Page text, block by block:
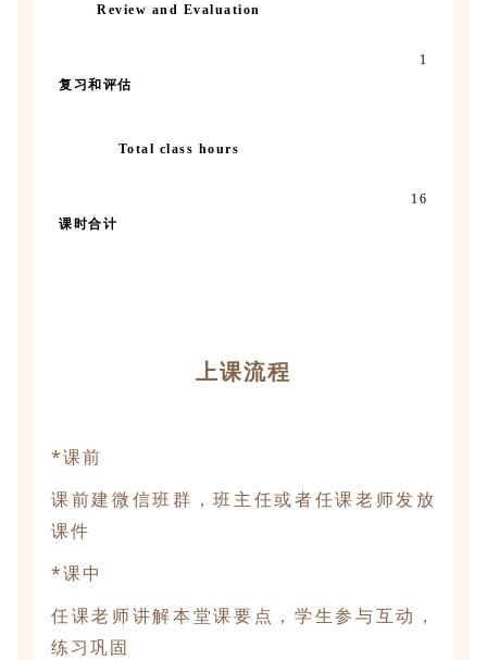
Review and Evaluation
复习和评估
1
Total class hours
课时合计
16
上课流程
*课前
课前建微信班群，班主任或者任课老师发放
课件
*课中
任课老师讲解本堂课要点，学生参与互动，
练习巩固